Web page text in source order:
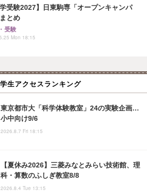
学受験2027】日東駒専「オープンキャンパ
とめ
受験
Mon 18:15
生アクセスランキング
東京都市大「科学体験教室」24の実験企画…
小中向け9/6
2026.8.7 Fri 18:15
【夏休み2026】三菱みなとみらい技術館、理
科・算数のふしぎ教室8/8
2026.8.4 Tue 13:15